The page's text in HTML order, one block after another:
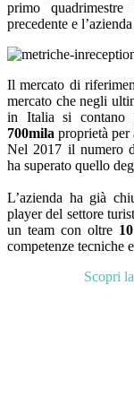
primo
precedente e
Il mercato di
mercato che negli
in Italia si contano
700mila proprietà
Nel 2017 il numero
ha superato quello
L’azienda ha già
player del settore
un team con oltre
competenze tecniche
Scopri